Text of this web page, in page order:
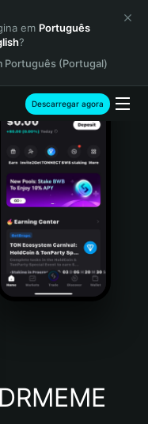
em Português
?
Português (Portugal)
Descarregar agora